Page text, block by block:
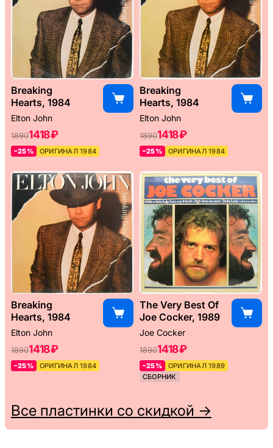
Breaking
Hearts, 1984
Elton John
18901418 ₽
–25% ОРИГИНАЛ 1984
Breaking
Hearts, 1984
Elton John
18901418 ₽
–25% ОРИГИНАЛ 1984
Breaking
Hearts, 1984
Elton John
18901418 ₽
–25% ОРИГИНАЛ 1984
The Very Best Of
Joe Cocker, 1989
Joe Cocker
18901418 ₽
–25%
ОРИГИНАЛ 1989
СБОРНИК
Все пластинки со скидкой →